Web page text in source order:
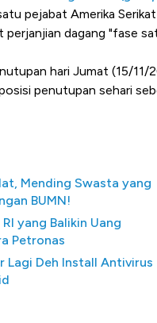
pejabat Amerika
dagang "fase
hari Jumat (15/
penutupan sehari
Mending Swasta yang
BUMN!
yang Balikin Uang
Petronas
Lagi Deh Install Antivirus